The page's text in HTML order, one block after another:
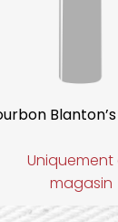
Uniquement
magasin